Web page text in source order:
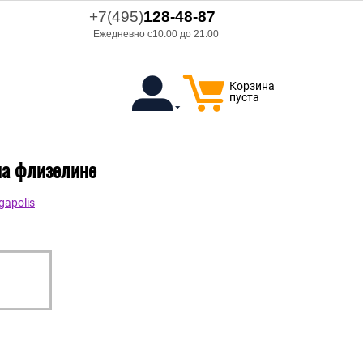
+7(495)128-48-87
Ежедневно с10:00 до 21:00
Корзина
пуста
флизелине